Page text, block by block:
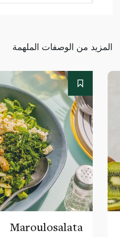
المزيد من الوصفات الملهمة
Maroulosalata